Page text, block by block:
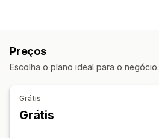
China Estados Unidos
Gerador de simulação
Opções de frete
Preços
Escolha o plano ideal para o negócio.
Grátis
Grátis